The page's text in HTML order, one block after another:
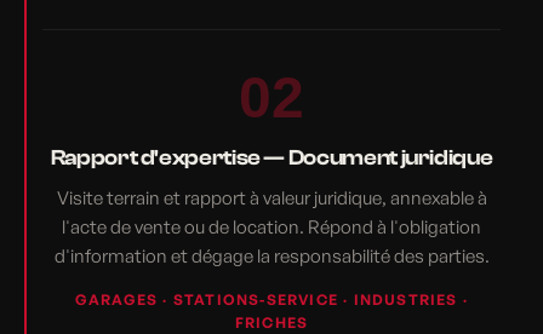
02
Rapport d'expertise — Document juridique
Visite terrain et rapport à valeur juridique, annexable à
l'acte de vente ou de location. Répond à l'obligation
d'information et dégage la responsabilité des parties.
GARAGES · STATIONS-SERVICE · INDUSTRIES ·
FRICHES